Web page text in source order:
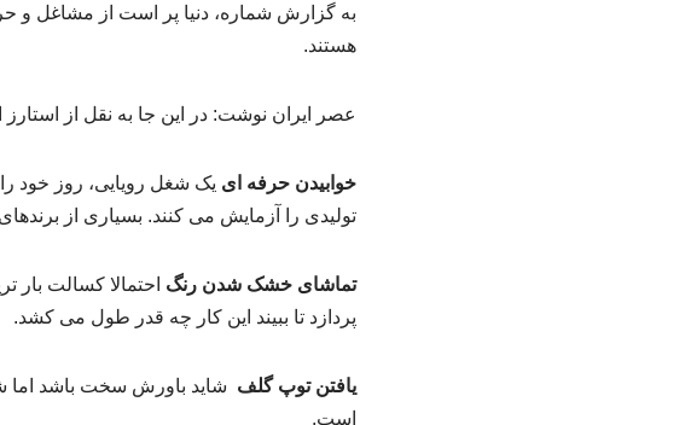
به گزارش شماره، دنیا پر است از مشاغل و
هستند.
عصر ایران نوشت: در این جا به نقل از استارز اینسایدر ۵ شغل عجیب را
خوابیدن حرفه ای یک شغل رویایی، روز خود
تولیدی را آزمایش می کنند. بسیاری از برندهای
تماشای خشک شدن رنگ احتمالا کسالت
پردازد تا ببیند این کار چه قدر طول می کشد.
یافتن توپ گلف شاید باورش سخت باشد اما
است.